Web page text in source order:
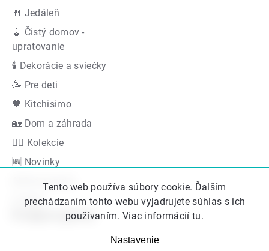
Tento web používa súbory cookie. Ďalším
prechádzaním tohto webu vyjadrujete súhlas s ich
používaním. Viac informácií tu.
Nastavenie
🍴 Jedáleň
🧹 Čistý domov -
upratovanie
🕯 Dekorácie a sviečky
🥳 Pre deti
🖤 Kitchisimo
🏡 Dom a záhrada
👍🏻 Kolekcie
🆕 Novinky
Akčná ponuka
Značky
Podporujeme